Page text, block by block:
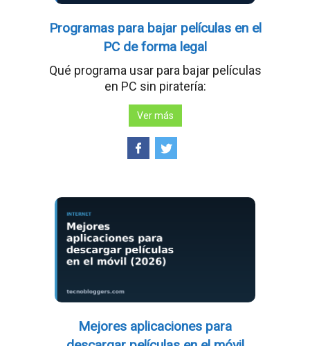
Programas para bajar películas en el
PC de forma legal
Qué programa usar para bajar películas
en PC sin piratería:
Ver más
Mejores aplicaciones para